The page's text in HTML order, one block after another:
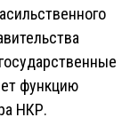
функцию
НКР.